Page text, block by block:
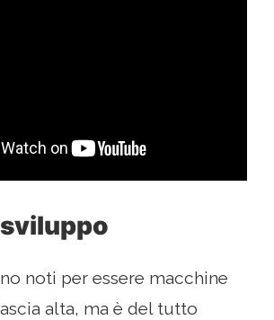
noti per essere macchine
alta, ma è del tutto